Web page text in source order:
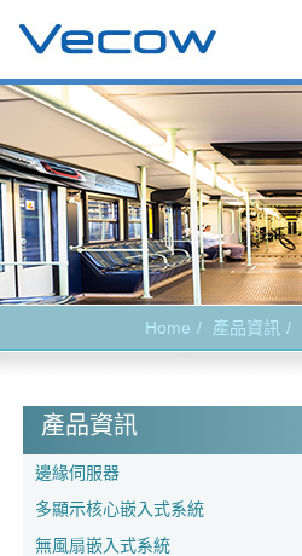
Home 產品資訊
產品資訊
邊緣伺服器
多顯示核心嵌入式系統
無風扇嵌入式系統